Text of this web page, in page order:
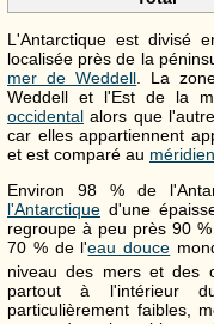
L'Antarctique est divisé
localisée près de la
mer de Weddell . La
Weddell et l'Est de la
occidental alors que
car elles appartiennent
et est comparé au
Environ 98 % de
l'Antarctique d'une
regroupe à peu près 90
70 % de l'eau douce
niveau des mers et des
partout à l'intérieur
particulièrement faibles,